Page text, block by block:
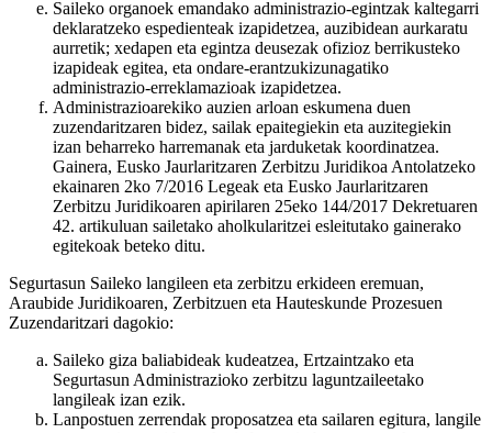
Saileko organoek emandako administrazio-egintzak kaltegarri
deklaratzeko espedienteak izapidetzea, auzibidean aurkaratu
aurretik; xedapen eta egintza deusezak ofizioz berrikusteko
izapideak egitea, eta ondare-erantzukizunagatiko
administrazio-erreklamazioak izapidetzea.
Administrazioarekiko auzien arloan eskumena duen
zuzendaritzaren bidez, sailak epaitegiekin eta auzitegiekin
izan beharreko harremanak eta jarduketak koordinatzea.
Gainera, Eusko Jaurlaritzaren Zerbitzu Juridikoa Antolatzeko
ekainaren 2ko 7/2016 Legeak eta Eusko Jaurlaritzaren
Zerbitzu Juridikoaren apirilaren 25eko 144/2017 Dekretuaren
42. artikuluan sailetako aholkularitzei esleitutako gainerako
egitekoak beteko ditu.
Segurtasun Saileko langileen eta zerbitzu erkideen eremuan,
Araubide Juridikoaren, Zerbitzuen eta Hauteskunde Prozesuen
Zuzendaritzari dagokio:
Saileko giza baliabideak kudeatzea, Ertzaintzako eta
Segurtasun Administrazioko zerbitzu laguntzaileetako
langileak izan ezik.
Lanpostuen zerrendak proposatzea eta sailaren egitura, langile